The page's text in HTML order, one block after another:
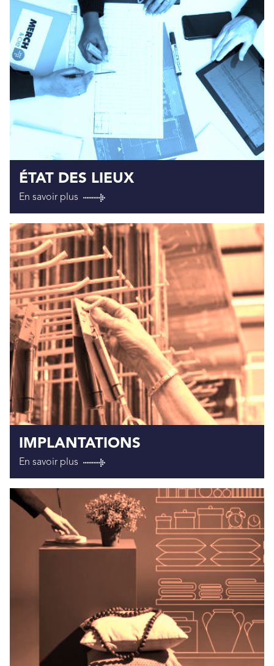
ÉTAT DES LIEUX
En savoir plus
IMPLANTATIONS
En savoir plus